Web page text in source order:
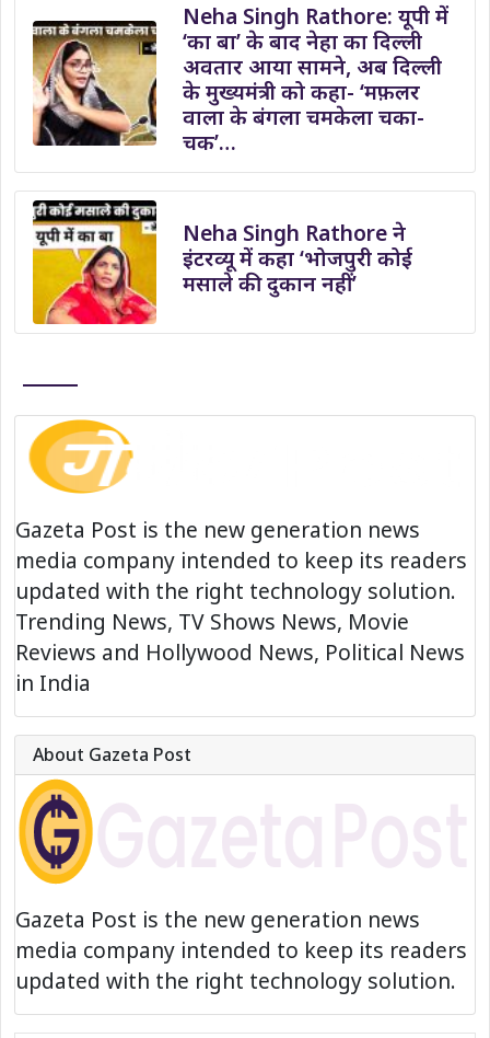
Neha Singh Rathore: यूपी में
‘का बा’ के बाद नेहा का दिल्ली
अवतार आया सामने, अब दिल्ली
के मुख्यमंत्री को कहा- ‘मफ़लर
वाला के बंगला चमकेला चका-
चक’…
Neha Singh Rathore ने
इंटरव्यू में कहा ‘भोजपुरी कोई
मसाले की दुकान नहीं’
Gazeta Post is the new generation news
media company intended to keep its readers
updated with the right technology solution.
Trending News, TV Shows News, Movie
Reviews and Hollywood News, Political News
in India
About Gazeta Post
Gazeta Post is the new generation news
media company intended to keep its readers
updated with the right technology solution.